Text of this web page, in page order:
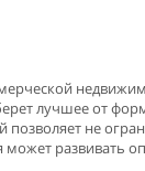
лучшее от
не
развивать